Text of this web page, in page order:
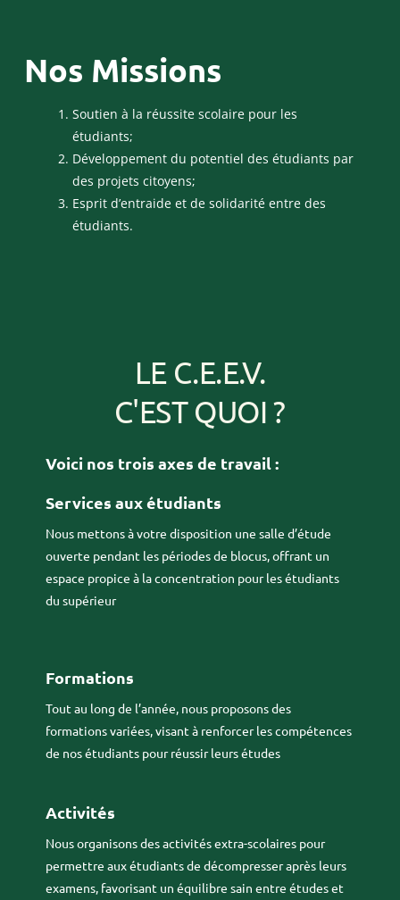
Nos Missions
Soutien à la réussite scolaire pour les
étudiants;
Développement du potentiel des étudiants par
des projets citoyens;
Esprit d’entraide et de solidarité entre des
étudiants.
LE C.E.E.V.
C'EST QUOI ?
Voici nos trois axes de travail :
Services aux étudiants
Nous mettons à votre disposition une salle d’étude
ouverte pendant les périodes de blocus, offrant un
espace propice à la concentration pour les étudiants
du supérieur
Formations
Tout au long de l’année, nous proposons des
formations variées, visant à renforcer les compétences
de nos étudiants pour réussir leurs études
Activités
Nous organisons des activités extra-scolaires pour
permettre aux étudiants de décompresser après leurs
examens, favorisant un équilibre sain entre études et